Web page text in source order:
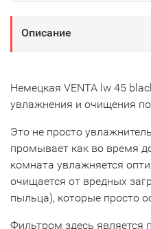
Описание
Немецкая VENTA lw 45
увлажнения и очищения
Это не просто
промывает как во время
комната увлажняется
очищается от вредных
пыльца), которые просто
Фильтром здесь является